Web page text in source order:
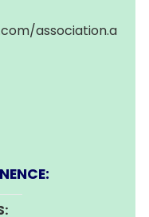
association.a